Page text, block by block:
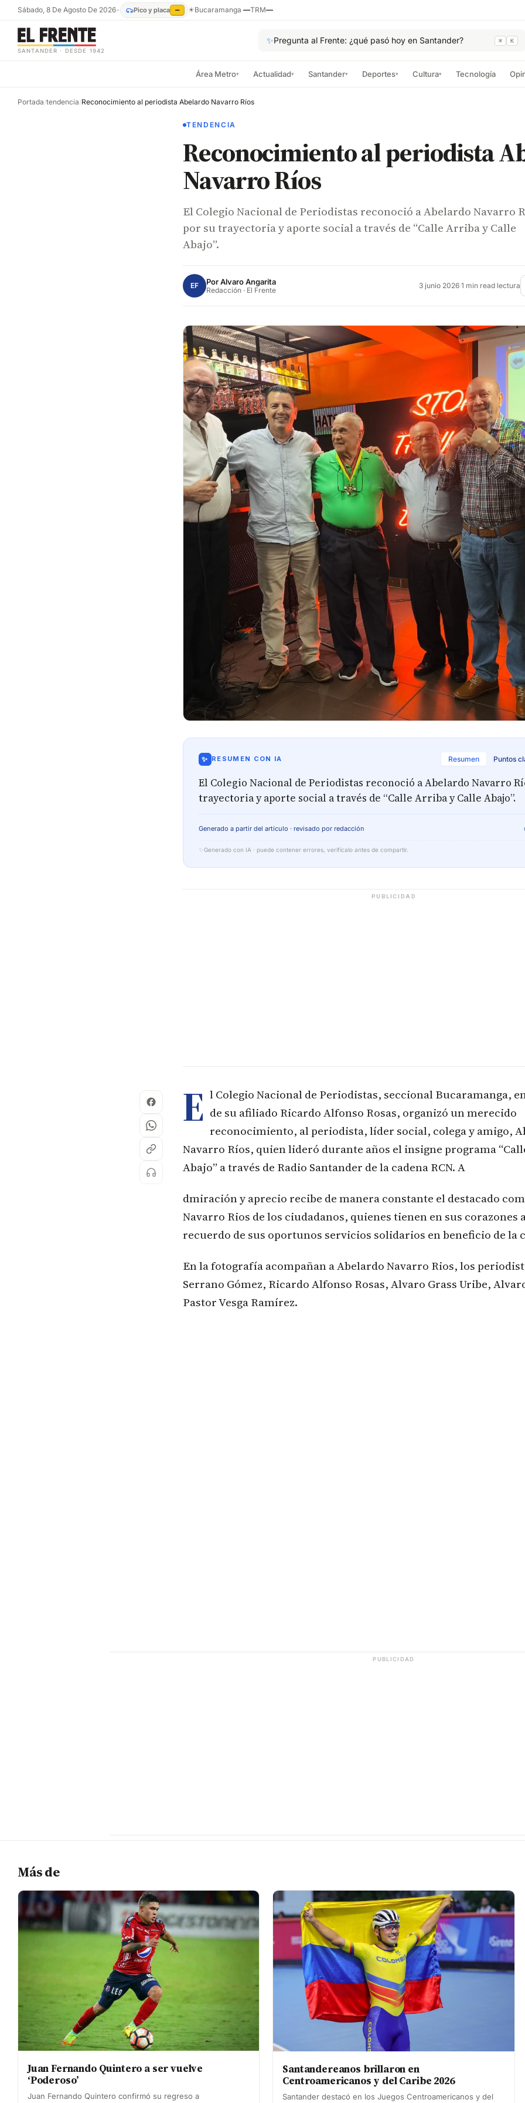
Sábado, 8 De Agosto De 2026• Pico y placa — ☀Bucaramanga—TRM—
SANTANDER · DESDE 1942
✨Pregunta al Frente: ¿qué pasó hoy en Santander? ⌘ K
Área Metro▾ Actualidad▾ Santander▾ Deportes▾ Cultura▾ Tecnología
Portada/tendencia/Reconocimiento al periodista Abelardo Navarro Ríos
TENDENCIA
Reconocimiento al periodista
Navarro Ríos
El Colegio Nacional de Periodistas reconoció a Abelardo Navarro
por su trayectoria y aporte social a través de “Calle Arriba y Calle
Abajo”.
EF PorAlvaro Angarita
Redacción · El Frente 3 junio 2026·1 min read lectura
✨ RESUMEN CON IA Resumen Puntos
El Colegio Nacional de Periodistas reconoció a Abelardo Navarro
trayectoria y aporte social a través de “Calle Arriba y Calle Abajo”.
Generado a partir del artículo · revisado por redacción
✨ Generado con IA · puede contener errores, verifícalo antes de compartir.
PUBLICIDAD
E l Colegio Nacional de Periodistas, seccional Bucaramanga,
de su afiliado Ricardo Alfonso Rosas, organizó un merecido
reconocimiento, al periodista, líder social, colega y amigo,
Navarro Ríos, quien lideró durante años el insigne programa
Abajo” a través de Radio Santander de la cadena RCN. A
dmiración y aprecio recibe de manera constante el destacado
Navarro Rios de los ciudadanos, quienes tienen en sus corazones
recuerdo de sus oportunos servicios solidarios en beneficio de la
En la fotografía acompañan a Abelardo Navarro Rios, los
Serrano Gómez, Ricardo Alfonso Rosas, Alvaro Grass Uribe,
Pastor Vesga Ramírez.
PUBLICIDAD
Más de
Juan Fernando Quintero a ser vuelve
‘Poderoso’
Juan Fernando Quintero confirmó su regreso a
Santandereanos brillaron en
Centroamericanos y del Caribe 2026
Santander destacó en los Juegos Centroamericanos y del